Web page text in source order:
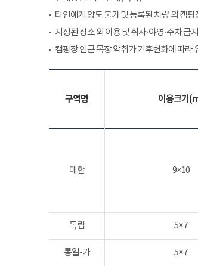
타인에게 양도 불가 및 등록된 차량 외 캠핑
지정된 장소 외 이용 및 취사·야영·주차 금지
캠핑장 인근 목장 악취가 기후변화에 따라
구역명 이용크기
대한 9×10
독립 5×7
통일-가 5×7